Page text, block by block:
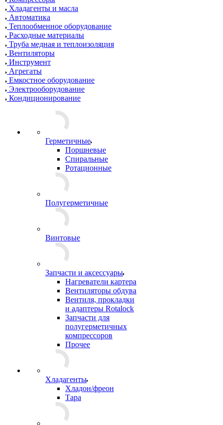
Хладагенты и масла
Автоматика
Теплообменное оборудование
Расходные материалы
Труба медная и теплоизоляция
Вентиляторы
Инструмент
Агрегаты
Емкостное оборудование
Электрооборудование
Кондиционирование
Герметичные
Поршневые
Спиральные
Ротационные
Полугерметичные
Винтовые
Запчасти и аксессуары
Нагреватели картера
Вентиляторы обдува
Вентиля, прокладки
и адаптеры Rotalock
Запчасти для
полугерметичных
компрессоров
Прочее
Хладагенты
Хладон/фреон
Тара